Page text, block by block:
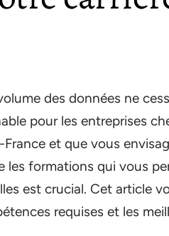
des données ne
pour les entreprises
et que vous
les formations qui vous
est crucial. Cet article
requises et les